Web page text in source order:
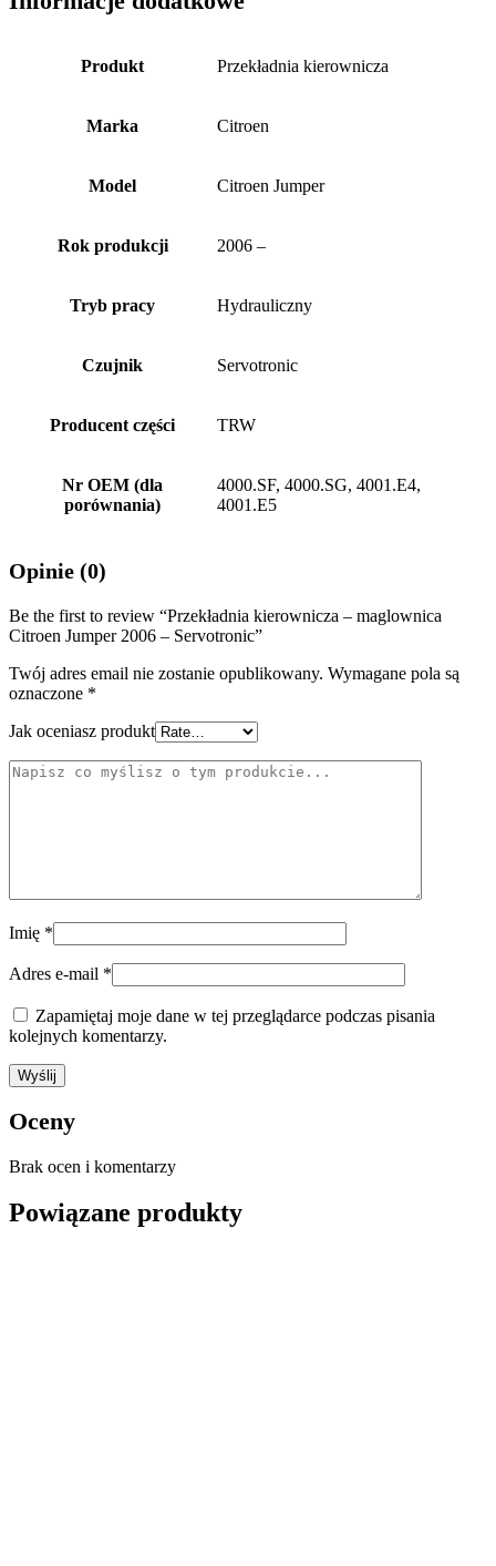
Produkt Przekładnia kierownicza
Marka Citroen
Model Citroen Jumper
Rok produkcji 2006 –
Tryb pracy Hydrauliczny
Czujnik Servotronic
Producent części TRW
Nr OEM (dla
porównania)
4000.SF, 4000.SG, 4001.E4,
4001.E5
Opinie (0)
Be the first to review “Przekładnia kierownicza – maglownica
Citroen Jumper 2006 – Servotronic”
Twój adres email nie zostanie opublikowany. Wymagane pola są
oznaczone *
Jak oceniasz produkt
Imię *
Adres e-mail *
Zapamiętaj moje dane w tej przeglądarce podczas pisania
kolejnych komentarzy.
Oceny
Brak ocen i komentarzy
Powiązane produkty